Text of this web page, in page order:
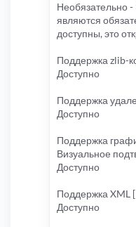
Необязательно
являются
доступны, это
Поддержка zlib-
Доступно
Поддержка
Доступно
Поддержка
Визуальное
Доступно
Поддержка XML
Доступно